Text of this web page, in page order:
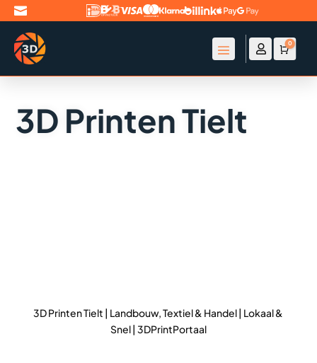

 Account
0
3D Printen Tielt
3D Printen Tielt | Landbouw, Textiel & Handel | Lokaal &
Snel | 3DPrintPortaal